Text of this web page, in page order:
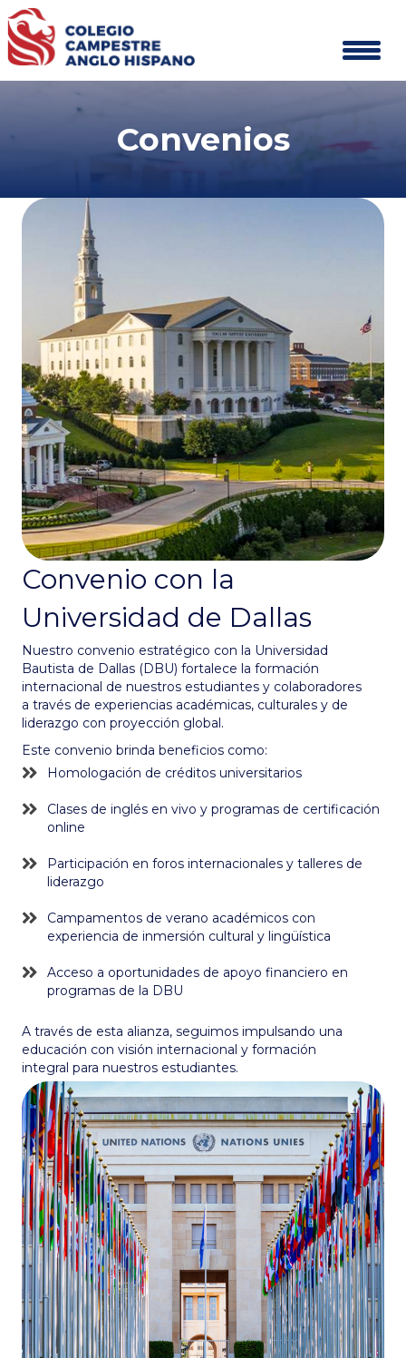
Convenios
Convenio con la
Universidad de Dallas
Nuestro convenio estratégico con la Universidad
Bautista de Dallas (DBU) fortalece la formación
internacional de nuestros estudiantes y colaboradores
a través de experiencias académicas, culturales y de
liderazgo con proyección global.
Este convenio brinda beneficios como:
Homologación de créditos universitarios
Clases de inglés en vivo y programas de certificación
online
Participación en foros internacionales y talleres de
liderazgo
Campamentos de verano académicos con
experiencia de inmersión cultural y lingüística
Acceso a oportunidades de apoyo financiero en
programas de la DBU
A través de esta alianza, seguimos impulsando una
educación con visión internacional y formación
integral para nuestros estudiantes.